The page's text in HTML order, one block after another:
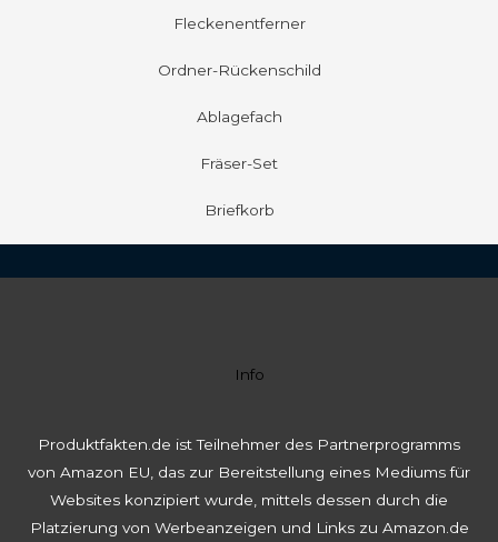
Fleckenentferner
Ordner-Rückenschild
Ablagefach
Fräser-Set
Briefkorb
Info
Produktfakten.de ist Teilnehmer des Partnerprogramms
von Amazon EU, das zur Bereitstellung eines Mediums für
Websites konzipiert wurde, mittels dessen durch die
Platzierung von Werbeanzeigen und Links zu Amazon.de